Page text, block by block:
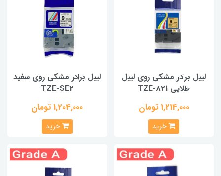
لیبل برادر مشکی روی لیبل
طلایی TZE-821
1,214,000 تومان
خرید
لیبل برادر مشکی روی سفید
TZE-SE2
1,204,000 تومان
خرید